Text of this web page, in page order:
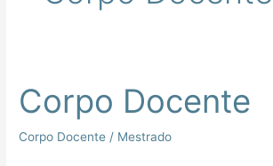
Corpo Docente
Corpo Docente / Mestrado
Corpo
Docente